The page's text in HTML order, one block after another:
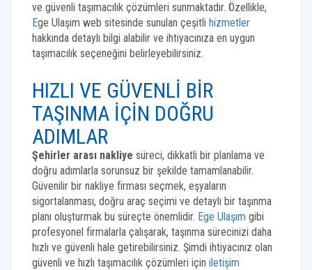
ve güvenli taşımacılık çözümleri sunmaktadır. Özellikle,
Ege Ulaşım web sitesinde sunulan çeşitli hizmetler
hakkında detaylı bilgi alabilir ve ihtiyacınıza en uygun
taşımacılık seçeneğini belirleyebilirsiniz.
HIZLI VE GÜVENLI BIR
TAŞINMA İÇIN DOĞRU
ADIMLAR
Şehirler arası nakliye süreci, dikkatli bir planlama ve
doğru adımlarla sorunsuz bir şekilde tamamlanabilir.
Güvenilir bir nakliye firması seçmek, eşyaların
sigortalanması, doğru araç seçimi ve detaylı bir taşınma
planı oluşturmak bu süreçte önemlidir. Ege Ulaşım gibi
profesyonel firmalarla çalışarak, taşınma sürecinizi daha
hızlı ve güvenli hale getirebilirsiniz. Şimdi ihtiyacınız olan
güvenli ve hızlı taşımacılık çözümleri için iletişim